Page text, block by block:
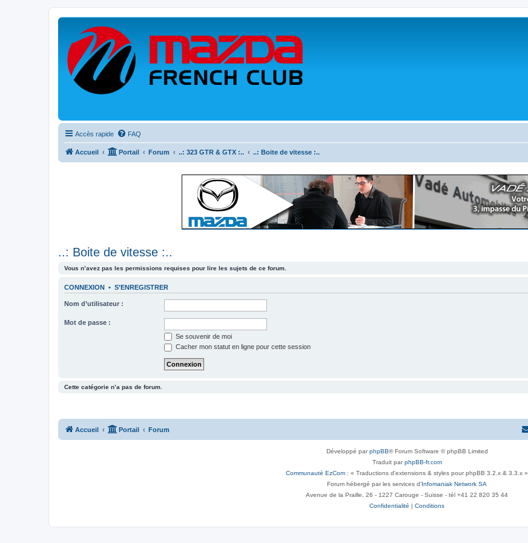
Accès rapide FAQ
Accueil Portail Forum ..: 323 GTR & GTX :.. ..: Boite de vitesse :..
..: Boite de vitesse :..
Vous n’avez pas les permissions requises pour lire les sujets de ce forum.
CONNEXION • S’ENREGISTRER
Nom d’utilisateur :
Mot de passe :
Se souvenir de moi
Cacher mon statut en ligne pour cette session
Cette catégorie n’a pas de forum.
Accueil Portail Forum
Développé parphpBB® Forum Software © phpBB Limited
Traduit parphpBB-fr.com
Communauté EzCom : « Traductions d'extensions & styles pour phpBB 3.2.x & 3.3.x »
Forum hébergé par les services d’Infomaniak Network SA
Avenue de la Praille, 26 - 1227 Carouge - Suisse - tél +41 22 820 35 44
Confidentialité | Conditions